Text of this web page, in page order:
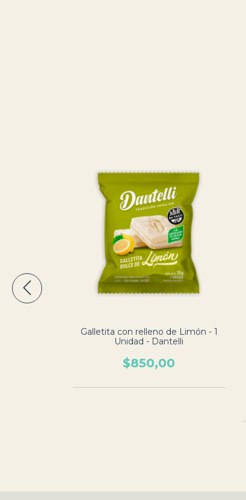
- x 150
Galletita con relleno de Limón - 1
Unidad - Dantelli
$850,00